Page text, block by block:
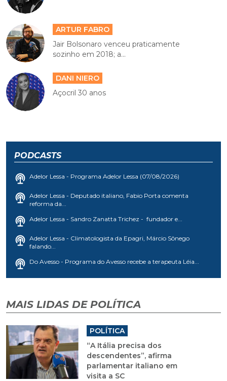
ARTUR FABRO
Jair Bolsonaro venceu praticamente
sozinho em 2018; a...
DANI NIERO
Açocril 30 anos
PODCASTS
Adelor Lessa - Programa Adelor Lessa (07/08/2026)
Adelor Lessa - Deputado italiano, Fabio Porta comenta
reforma da...
Adelor Lessa - Sandro Zanatta Trichez - fundador e...
Adelor Lessa - Climatologista da Epagri, Márcio Sônego
falando...
Do Avesso - Programa do Avesso recebe a terapeuta Léia...
MAIS LIDAS DE POLÍTICA
POLÍTICA
“A Itália precisa dos
descendentes”, afirma
parlamentar italiano em
visita a SC